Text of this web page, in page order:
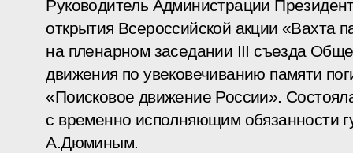
Руководитель Администрации
открытия Всероссийской акции «Вахта
на пленарном заседании III съезда
движения по увековечиванию памяти
«Поисковое движение России».
с временно исполняющим обязанности
А.Дюминым.